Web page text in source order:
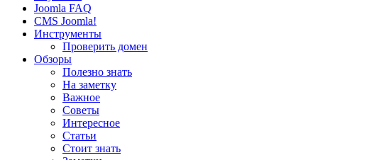
Joomla FAQ
CMS Joomla!
Инструменты
Проверить домен
Обзоры
Полезно знать
На заметку
Важное
Советы
Интересное
Статьи
Стоит знать